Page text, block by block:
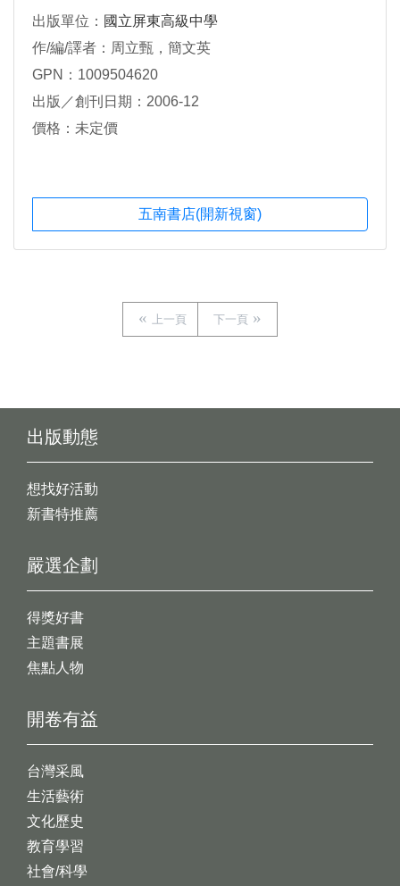
出版單位： 國立屏東高級中學
作/編/譯者：周立甄，簡文英
GPN：1009504620
出版／創刊日期：2006-12
價格：未定價
五南書店(開新視窗)
上一頁 下一頁
出版動態
想找好活動
新書特推薦
開卷有益
台灣采風
生活藝術
文化歷史
教育學習
社會/科學
嚴選企劃
得獎好書
主題書展
焦點人物